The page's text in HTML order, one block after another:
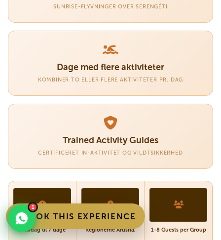
SUNRISE-FLYVNINGER OVER SERENGÉTI
Dage med flere aktiviteter
KOMBINER TO ELLER FLERE AKTIVITETER PR. DAG
Trained Activity Guides
CERTIFICERET IN-AKTIVITET OG VILDTSIKKERHED
Halvdag til 7 dage
Regionerne Arushá,
1-8 Guests per Group
BOOK THIS EXPERIENCE
1